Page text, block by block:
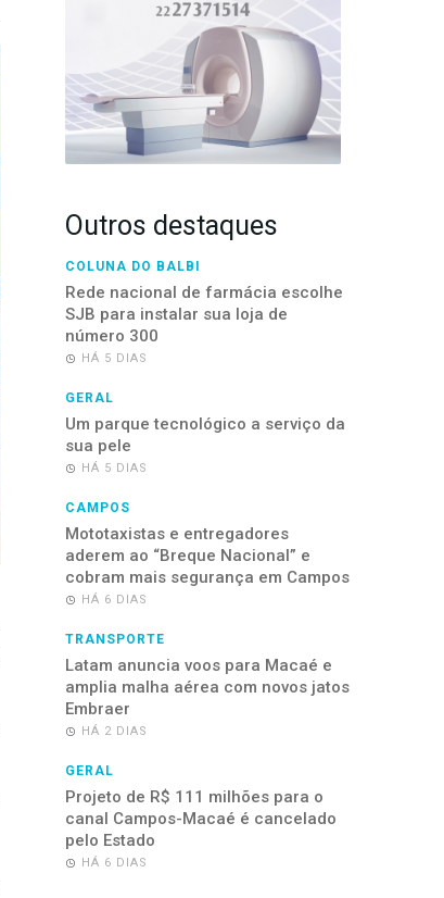
Outros destaques
COLUNA DO BALBI
Rede nacional de farmácia escolhe
SJB para instalar sua loja de
número 300
HÁ 5 DIAS
GERAL
Um parque tecnológico a serviço da
sua pele
HÁ 5 DIAS
CAMPOS
Mototaxistas e entregadores
aderem ao “Breque Nacional” e
cobram mais segurança em Campos
HÁ 6 DIAS
TRANSPORTE
Latam anuncia voos para Macaé e
amplia malha aérea com novos jatos
Embraer
HÁ 2 DIAS
GERAL
Projeto de R$ 111 milhões para o
canal Campos-Macaé é cancelado
pelo Estado
HÁ 6 DIAS